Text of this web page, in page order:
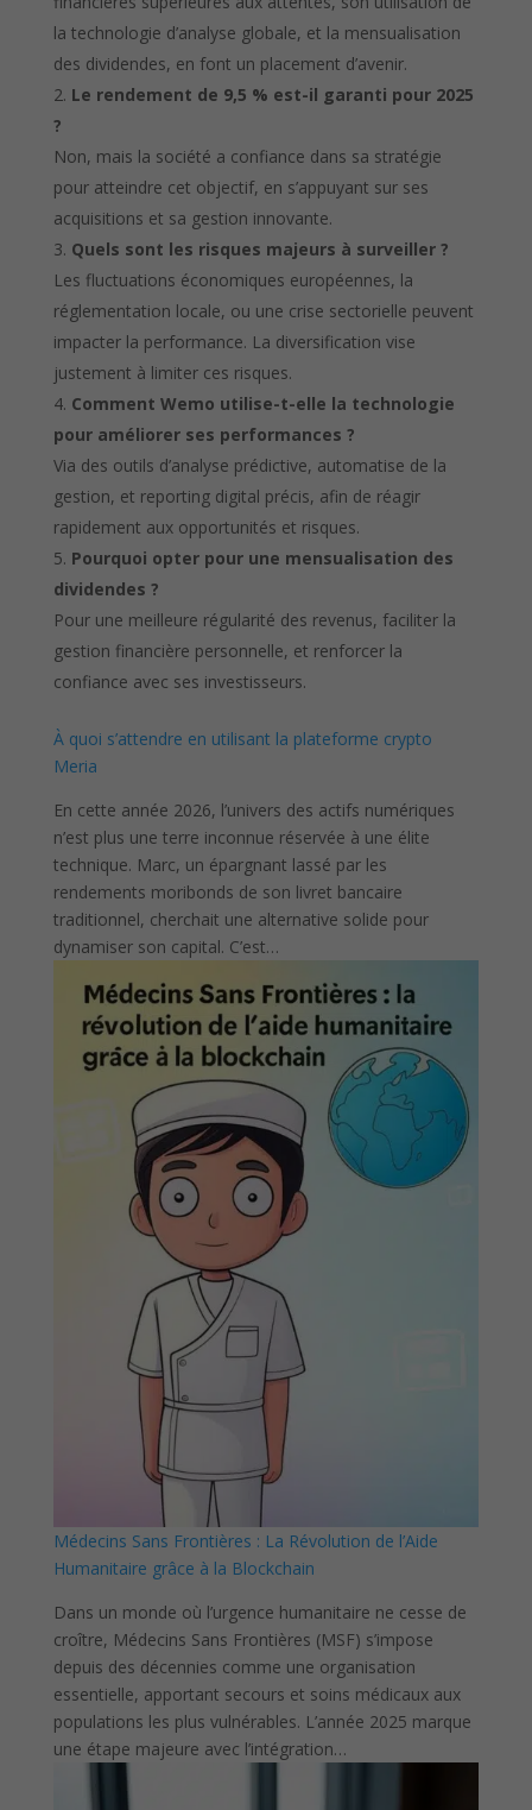
la technologie d’analyse globale, et la mensualisation
des dividendes, en font un placement d’avenir.
Le rendement de 9,5 % est-il garanti pour 2025
?
Non, mais la société a confiance dans sa stratégie
pour atteindre cet objectif, en s’appuyant sur ses
acquisitions et sa gestion innovante.
Quels sont les risques majeurs à surveiller ?
Les fluctuations économiques européennes, la
réglementation locale, ou une crise sectorielle peuvent
impacter la performance. La diversification vise
justement à limiter ces risques.
Comment Wemo utilise-t-elle la technologie
pour améliorer ses performances ?
Via des outils d’analyse prédictive, automatise de la
gestion, et reporting digital précis, afin de réagir
rapidement aux opportunités et risques.
Pourquoi opter pour une mensualisation des
dividendes ?
Pour une meilleure régularité des revenus, faciliter la
gestion financière personnelle, et renforcer la
confiance avec ses investisseurs.
À quoi s’attendre en utilisant la plateforme crypto
Meria
En cette année 2026, l’univers des actifs numériques
n’est plus une terre inconnue réservée à une élite
technique. Marc, un épargnant lassé par les
rendements moribonds de son livret bancaire
traditionnel, cherchait une alternative solide pour
dynamiser son capital. C’est…
Médecins Sans Frontières : La Révolution de l’Aide
Humanitaire grâce à la Blockchain
Dans un monde où l’urgence humanitaire ne cesse de
croître, Médecins Sans Frontières (MSF) s’impose
depuis des décennies comme une organisation
essentielle, apportant secours et soins médicaux aux
populations les plus vulnérables. L’année 2025 marque
une étape majeure avec l’intégration…